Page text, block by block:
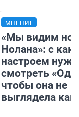
МНЕНИЕ
«Мы видим
Нолана»: с
настроем
смотреть
чтобы она не
выглядела как